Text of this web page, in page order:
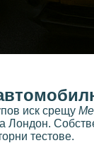
иск срещу
Лондон.
тестове.